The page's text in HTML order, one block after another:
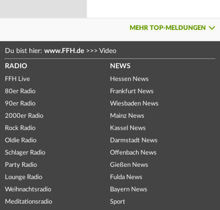
MEHR TOP-MELDUNGEN
Du bist hier: www.FFH.de >>> Video
RADIO
FFH Live
80er Radio
90er Radio
2000er Radio
Rock Radio
Oldie Radio
Schlager Radio
Party Radio
Lounge Radio
Weihnachtsradio
Meditationsradio
NEWS
Hessen News
Frankfurt News
Wiesbaden News
Mainz News
Kassel News
Darmstadt News
Offenbach News
Gießen News
Fulda News
Bayern News
Sport